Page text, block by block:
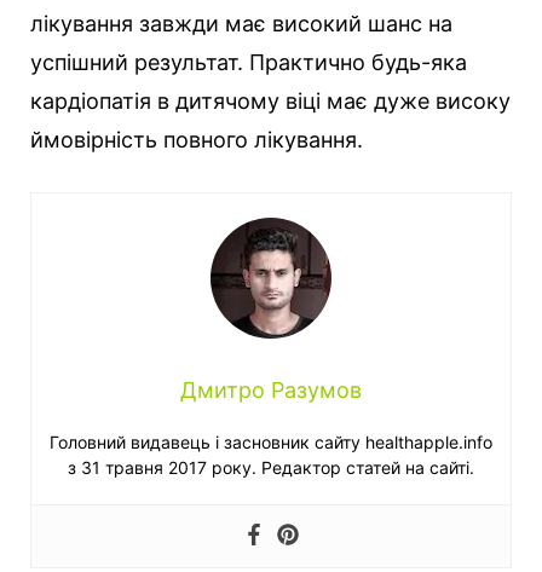
лікування завжди має високий шанс на
успішний результат. Практично будь-яка
кардіопатія в дитячому віці має дуже високу
ймовірність повного лікування.
Дмитро Разумов
Головний видавець і засновник сайту healthapple.info
з 31 травня 2017 року. Редактор статей на сайті.